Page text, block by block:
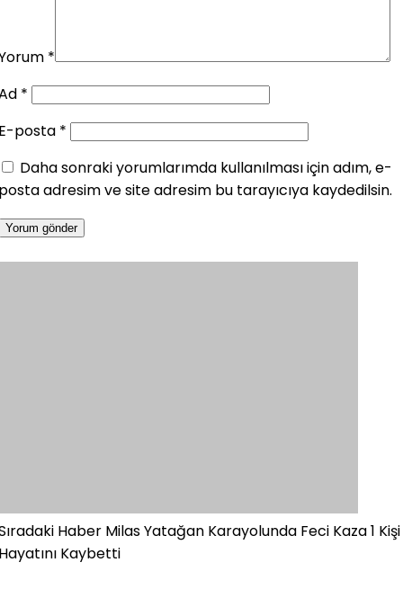
*
*
posta *
Daha sonraki yorumlarımda kullanılması için adım, e-
adresim ve site adresim bu tarayıcıya kaydedilsin.
Haber Milas Yatağan Karayolunda Feci Kaza 1 Kişi
Kaybetti